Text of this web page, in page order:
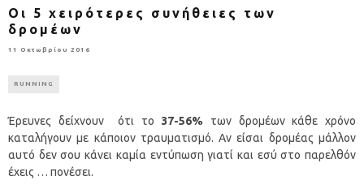
Οι 5 χειρότερες συνήθειες των
δρομέων
11 Οκτωβρίου 2016
RUNNING
Έρευνες δείχνουν ότι το 37-56% των δρομέων κάθε χρόνο
καταλήγουν με κάποιον τραυματισμό. Αν είσαι δρομέας μάλλον
αυτό δεν σου κάνει καμία εντύπωση γιατί και εσύ στο παρελθόν
έχεις … πονέσει.